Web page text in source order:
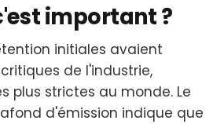
important ?
initiales avaient
de l'industrie,
plus strictes au monde. Le
d'émission indique que